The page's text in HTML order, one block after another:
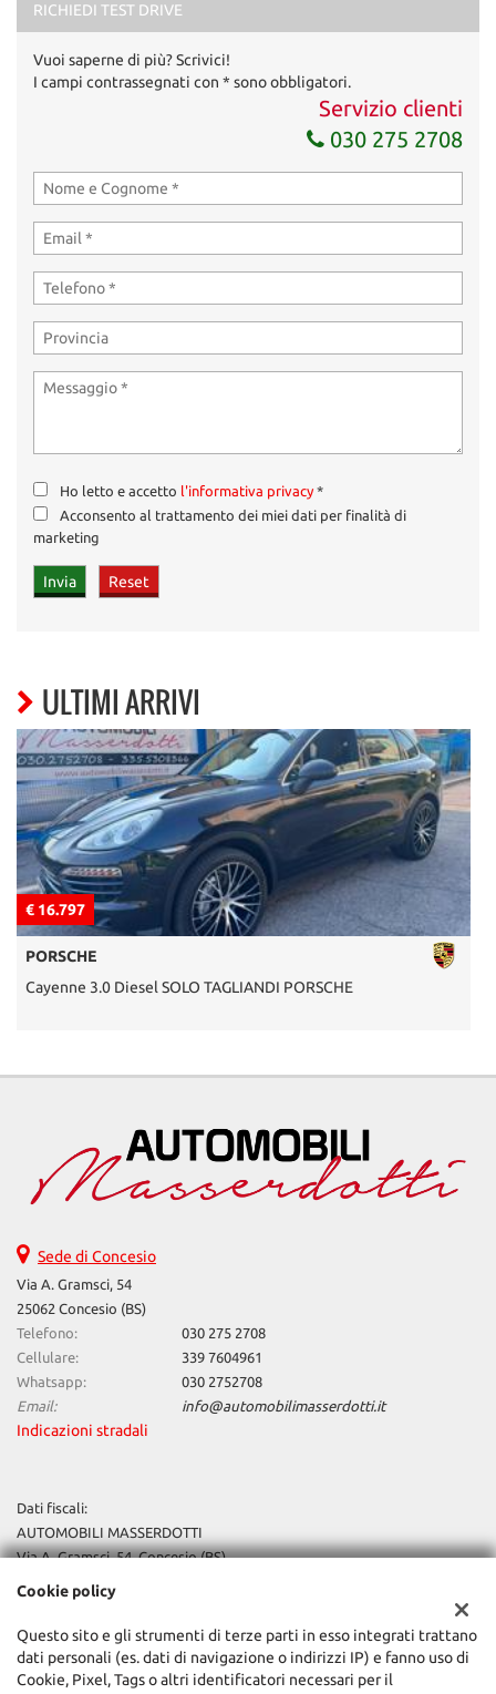
RICHIEDI TEST DRIVE
Vuoi saperne di più? Scrivici!
I campi contrassegnati con * sono obbligatori.
Servizio clienti
030 275 2708
Ho letto e accetto l'informativa privacy*
Acconsento al trattamento dei miei dati per finalità di
marketing
ULTIMI ARRIVI
€ 16.797
PORSCHE
Cayenne 3.0 Diesel SOLO TAGLIANDI PORSCHE
Sede di Concesio
Via A. Gramsci, 54
25062 Concesio (BS)
Telefono:
030 275 2708
Cellulare:
339 7604961
Whatsapp:
030 2752708
Email:
info@automobilimasserdotti.it
Indicazioni stradali
Dati fiscali:
AUTOMOBILI MASSERDOTTI
Via A. Gramsci, 54, Concesio (BS)
P.IVA: 04135640987
Registro delle imprese:
N°02311820985
REA: BS-438991
Capitale sociale: €10.000,00 i.v.
Cookie policy
Questo sito e gli strumenti di terze parti in esso integrati trattano
dati personali (es. dati di navigazione o indirizzi IP) e fanno uso di
Cookie, Pixel, Tags o altri identificatori necessari per il